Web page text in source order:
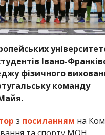
Івано-
фізичного
команду
з посиланням на